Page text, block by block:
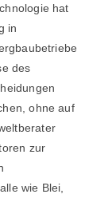
hat
in
des
ohne auf
zur
wie Blei,